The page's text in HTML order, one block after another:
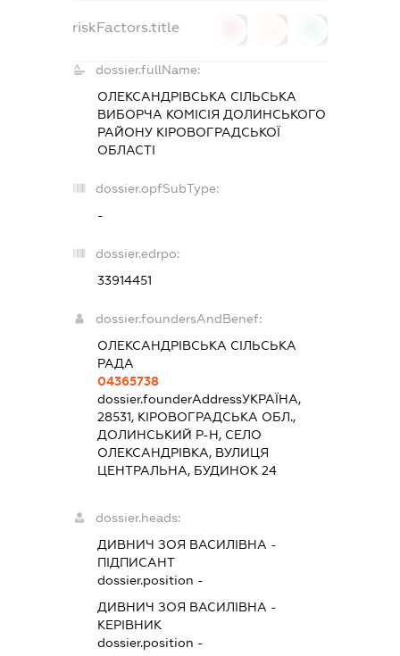
riskFactors.title
dossier.fullName:
ОЛЕКСАНДРІВСЬКА СІЛЬСЬКА
ВИБОРЧА КОМІСІЯ ДОЛИНСЬКОГО
РАЙОНУ КІРОВОГРАДСЬКОЇ
ОБЛАСТІ
dossier.opfSubType:
-
dossier.edrpo:
33914451
dossier.foundersAndBenef:
ОЛЕКСАНДРІВСЬКА СІЛЬСЬКА
РАДА
04365738
dossier.founderAddressУКРАЇНА,
28531, КІРОВОГРАДСЬКА ОБЛ.,
ДОЛИНСЬКИЙ Р-Н, СЕЛО
ОЛЕКСАНДРІВКА, ВУЛИЦЯ
ЦЕНТРАЛЬНА, БУДИНОК 24
dossier.heads:
ДИВНИЧ ЗОЯ ВАСИЛІВНА -
ПІДПИСАНТ
dossier.position -
ДИВНИЧ ЗОЯ ВАСИЛІВНА -
КЕРІВНИК
dossier.position -